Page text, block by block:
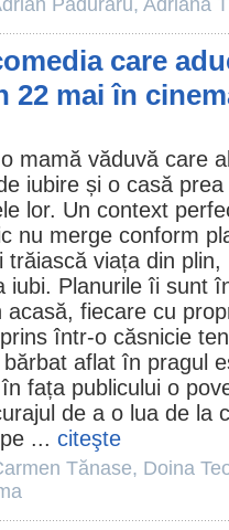
Păduraru, Adriana
care
22 mai în
mamă văduvă care
iubire și o casă
lor. Un context
nu merge conform
viața din
iubi. Planurile îi sunt
fiecare cu
într-o căsnicie
aflat în pragul
fața publicului o
de a o lua de la
... citeşte
Tănase, Doina